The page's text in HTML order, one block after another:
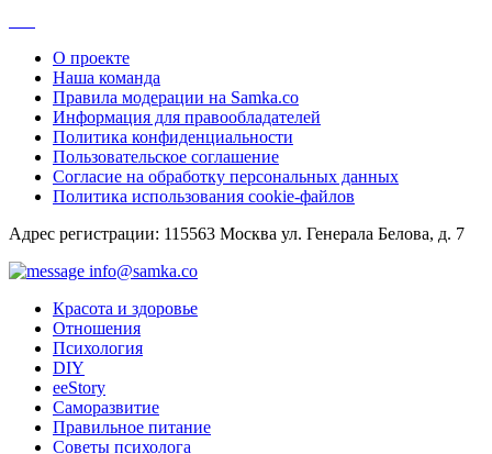
О проекте
Наша команда
Правила модерации на Samka.co
Информация для правообладателей
Политика конфиденциальности
Пользовательское соглашение
Согласие на обработку персональных данных
Политика использования cookie-файлов
Адрес регистрации: 115563 Москва ул. Генерала Белова, д. 7
info@samka.co
Красота и здоровье
Отношения
Психология
DIY
ееStory
Саморазвитие
Правильное питание
Советы психолога